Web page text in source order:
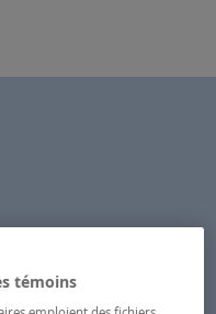
témoins